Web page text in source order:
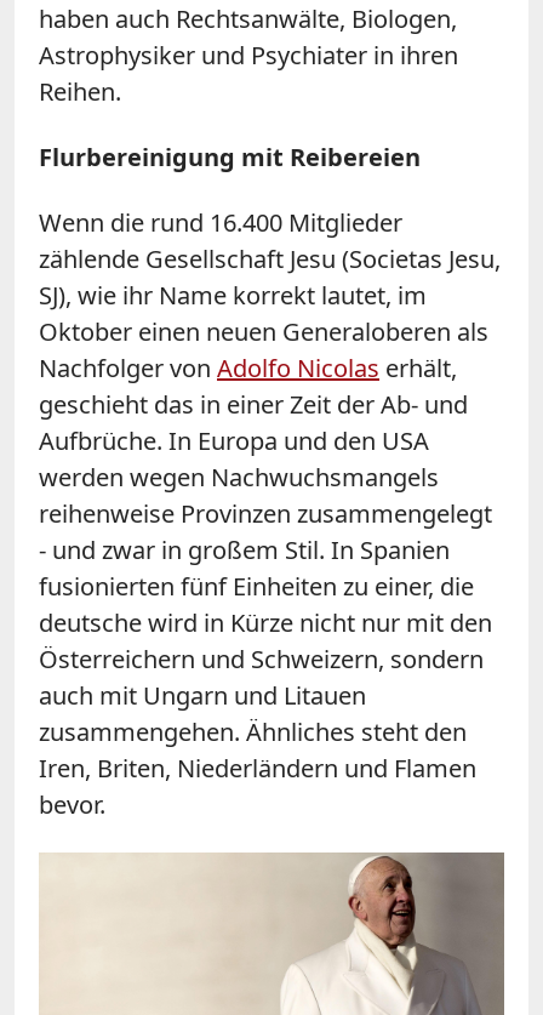
haben auch Rechtsanwälte, Biologen,
Astrophysiker und Psychiater in ihren
Reihen.
Flurbereinigung mit Reibereien
Wenn die rund 16.400 Mitglieder
zählende Gesellschaft Jesu (Societas Jesu,
SJ), wie ihr Name korrekt lautet, im
Oktober einen neuen Generaloberen als
Nachfolger von Adolfo Nicolas erhält,
geschieht das in einer Zeit der Ab- und
Aufbrüche. In Europa und den USA
werden wegen Nachwuchsmangels
reihenweise Provinzen zusammengelegt
- und zwar in großem Stil. In Spanien
fusionierten fünf Einheiten zu einer, die
deutsche wird in Kürze nicht nur mit den
Österreichern und Schweizern, sondern
auch mit Ungarn und Litauen
zusammengehen. Ähnliches steht den
Iren, Briten, Niederländern und Flamen
bevor.